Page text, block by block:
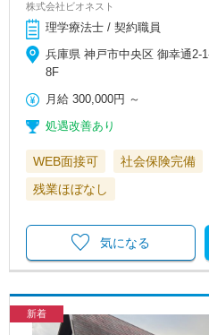
株式会社ビオネスト
理学療法士 / 契約職員
兵庫県 神戸市中央区 御幸通2-
8F
月給 300,000円 ～
処遇改善あり
WEB面接可 社会保険完備
残業ほぼなし
気になる
新着